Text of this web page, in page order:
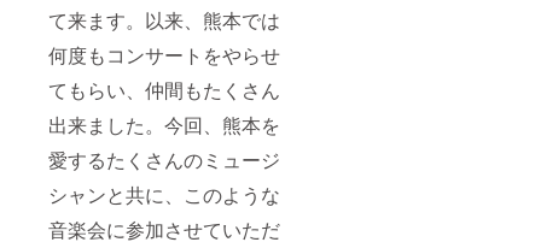
て来ます。以来、熊本では
何度もコンサートをやらせ
てもらい、仲間もたくさん
出来ました。今回、熊本を
愛するたくさんのミュージ
シャンと共に、このような
音楽会に参加させていただ